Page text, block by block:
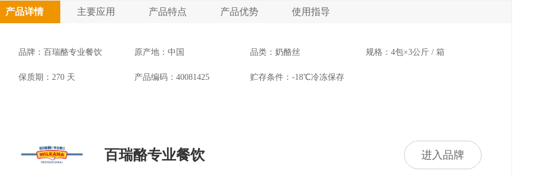
产品详情 主要应用 产品特点 产品优势 使用指导
品牌：百瑞酪专业餐饮 原产地：中国 品类：奶酪丝 规格：4包×3公斤 / 箱
保质期：270 天 产品编码：40081425 贮存条件：-18℃冷冻保存
百瑞酪专业餐饮 进入品牌